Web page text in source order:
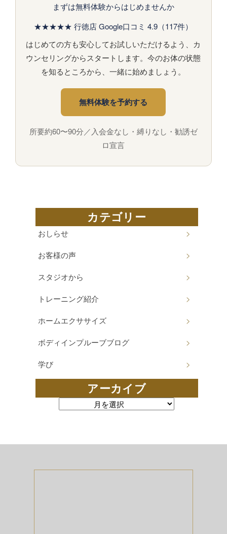
まずは無料体験からはじめませんか
★★★★★ 行徳店 Google口コミ 4.9（117件）
はじめての方も安心してお試しいただけるよう、カ
ウンセリングからスタートします。今のお体の状態
を知るところから、一緒に始めましょう。
無料体験を予約する
所要約60〜90分／入会金なし・縛りなし・勧誘ゼ
ロ宣言
カテゴリー
おしらせ
お客様の声
スタジオから
トレーニング紹介
ホームエクササイズ
ボディインプルーブブログ
学び
アーカイブ